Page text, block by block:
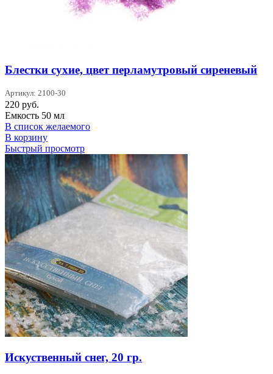
Блестки сухие, цвет перламутровый сиреневый
Артикул: 2100-30
220 руб.
Емкость 50 мл
В список желаемого
В корзину
Быстрый просмотр
Искуственный снег, 20 гр.